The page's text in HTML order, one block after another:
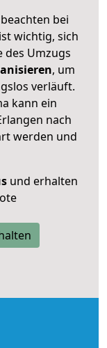
bei
wichtig, sich
des Umzugs
, um
verläuft.
kann ein
nach
werden und
und erhalten